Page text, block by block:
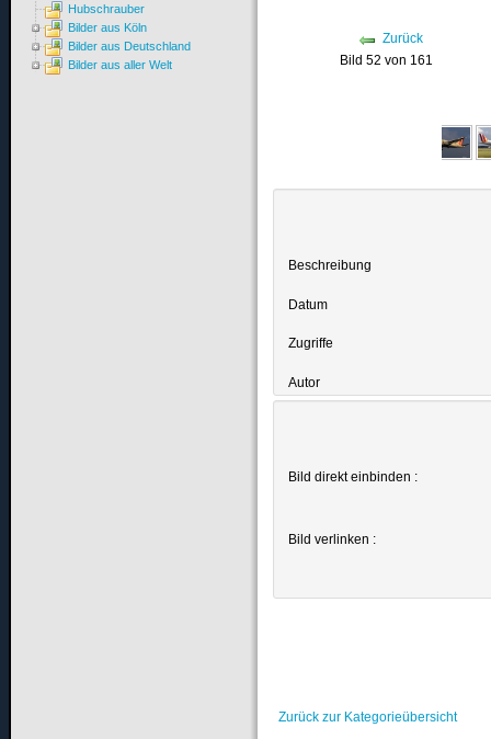
Zurück
Bild 52 von 161
Beschreibung
Datum
Zugriffe
Autor
Bild direkt einbinden :
Bild verlinken :
Zurück zur Kategorieübersicht
Hubschrauber
Bilder aus Köln
Bilder aus Deutschland
Bilder aus aller Welt